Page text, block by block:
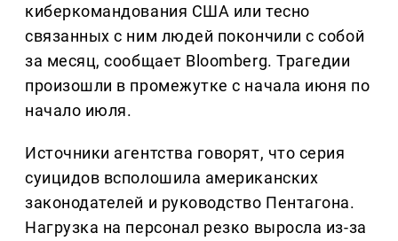
киберкомандования США или тесно
связанных с ним людей покончили с собой
за месяц, сообщает Bloomberg. Трагедии
произошли в промежутке с начала июня по
начало июля.
Источники агентства говорят, что серия
суицидов всполошила американских
законодателей и руководство Пентагона.
Нагрузка на персонал резко выросла из-за